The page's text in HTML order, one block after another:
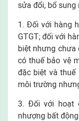
sửa đổi, bổ sung
1. Đối với hàng
GTGT; đối với
biệt nhưng chưa
có thuế bảo vệ
đặc biệt và
môi trường
3. Đối với hoạt
nhượng bất